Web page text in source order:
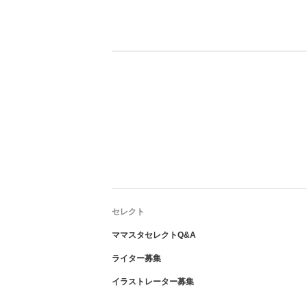
セレクト
ママスタセレクトQ&A
ライター募集
イラストレーター募集